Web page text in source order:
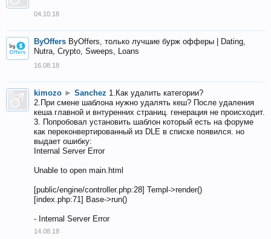
04.10.18
ByOffers ByOffers, только лучшие бурж офферы | Dating,
Nutra, Crypto, Sweeps, Loans
16.08.18
kimozo ► Sanchez 1.Как удалить категории?
2.При смене шаблона нужно удалять кеш? После удаления
кеша главной и внтуренних страниц. генерация не происходит.
3. Попробовал установить шаблон который есть на форуме
как переконвертированный из DLE в списке появился. но
выдает ошибку:
Internal Server Error
Unable to open main.html
[public/engine/controller.php:28] Templ->render()
[index.php:71] Base->run()
- Internal Server Error
14.08.18